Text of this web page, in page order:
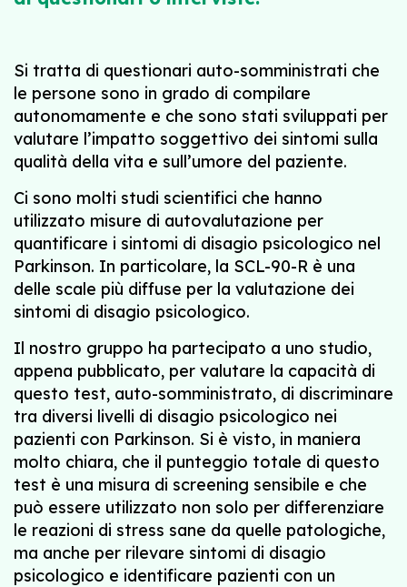
Si tratta di questionari auto-somministrati che
le persone sono in grado di compilare
autonomamente e che sono stati sviluppati per
valutare l’impatto soggettivo dei sintomi sulla
qualità della vita e sull’umore del paziente.
Ci sono molti studi scientifici che hanno
utilizzato misure di autovalutazione per
quantificare i sintomi di disagio psicologico nel
Parkinson. In particolare, la SCL-90-R è una
delle scale più diffuse per la valutazione dei
sintomi di disagio psicologico.
Il nostro gruppo ha partecipato a uno studio,
appena pubblicato, per valutare la capacità di
questo test, auto-somministrato, di discriminare
tra diversi livelli di disagio psicologico nei
pazienti con Parkinson. Si è visto, in maniera
molto chiara, che il punteggio totale di questo
test è una misura di screening sensibile e che
può essere utilizzato non solo per differenziare
le reazioni di stress sane da quelle patologiche,
ma anche per rilevare sintomi di disagio
psicologico e identificare pazienti con un